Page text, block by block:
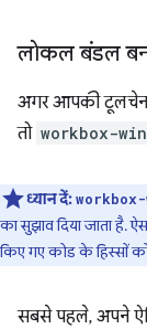
लोकल बंडल
अगर आपकी
तो workbox-
ध्यान दें:workbox-
का सुझाव दिया जाता है.
किए गए कोड के हिस्सों
सबसे पहले, अपने